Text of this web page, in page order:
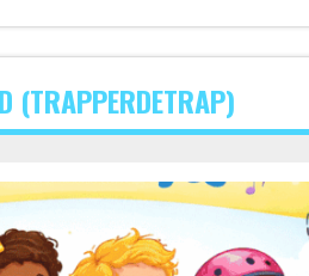
(TRAPPERDETRAP)